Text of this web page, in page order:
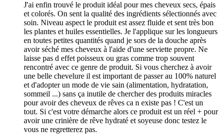
J'ai enfin trouvé le produit idéal pour mes cheveux secs, épais
et colorés. On sent la qualité des ingrédients sélectionnés avec
soin. Niveau aspect le produit est assez fluide et sent très bon
les plantes et huiles essentielles. Je l'applique sur les longueurs
en toutes petites quantités quand je sors de la douche après
avoir séché mes cheveux à l'aide d'une serviette propre. Ne
laisse pas d effet poisseux ou gras comme trop souvent
rencontré avec ce genre de produit. Si vous cherchez à avoir
une belle chevelure il est important de passer au 100% naturel
et d'adopter un mode de vie sain (alimentation, hydratation,
sommeil ...) sans ça inutile de chercher des produits miracles
pour avoir des cheveux de rêves ca n existe pas ! C'est un
tout. Si c'est votre démarche alors ce produit est un réel + pour
avoir une crinière de rêve hydraté et soyeuse donc testez le
vous ne regretterez pas.